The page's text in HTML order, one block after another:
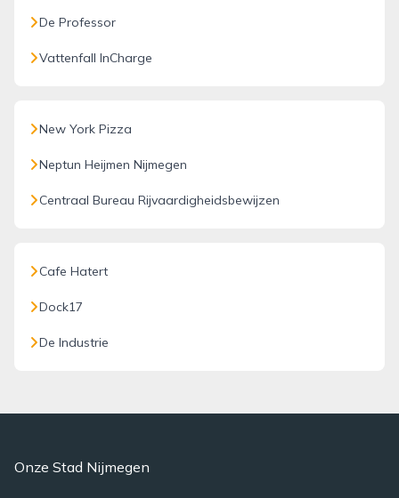
De Professor
Vattenfall InCharge
New York Pizza
Neptun Heijmen Nijmegen
Centraal Bureau Rijvaardigheidsbewijzen
Cafe Hatert
Dock17
De Industrie
Onze Stad Nijmegen